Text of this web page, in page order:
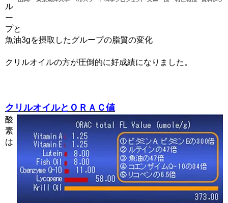
ル
ー
プと
魚油3gを摂取したグループの脂質の変化
クリルオイルの方が圧倒的に好成績になりました。
クリルオイルとＯＲＡＣ値
酸
素
は